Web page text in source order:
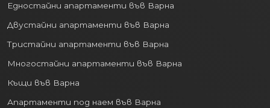
изнесени бизнес услуги.
Транспорт и Логистика:
Благодарение на пристанището и
Образование:Няколко
университета и колежи привличат
студенти от цялата страна и
Едностайни апартаменти във Варна
Двустайни апартаменти във Варна
Тристайни апартаменти във Варна
Многостайни апартаменти във Варна
Къщи във Варна
Апартаменти под наем във Варна